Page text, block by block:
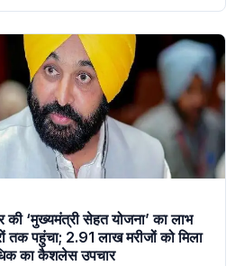
‘मुख्यमंत्री सेहत योजना’ का लाभ
तक पहुंचा; 2.91 लाख मरीजों को मिला
का कैशलेस उपचार